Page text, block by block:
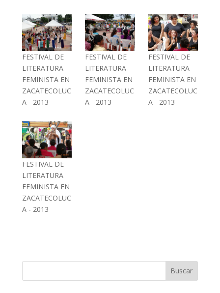
FESTIVAL DE
LITERATURA
FEMINISTA EN
ZACATECOLUC
A - 2013
FESTIVAL DE
LITERATURA
FEMINISTA EN
ZACATECOLUC
A - 2013
FESTIVAL DE
LITERATURA
FEMINISTA EN
ZACATECOLUC
A - 2013
FESTIVAL DE
LITERATURA
FEMINISTA EN
ZACATECOLUC
A - 2013